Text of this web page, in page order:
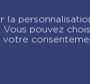
la
Vous pouvez
votre